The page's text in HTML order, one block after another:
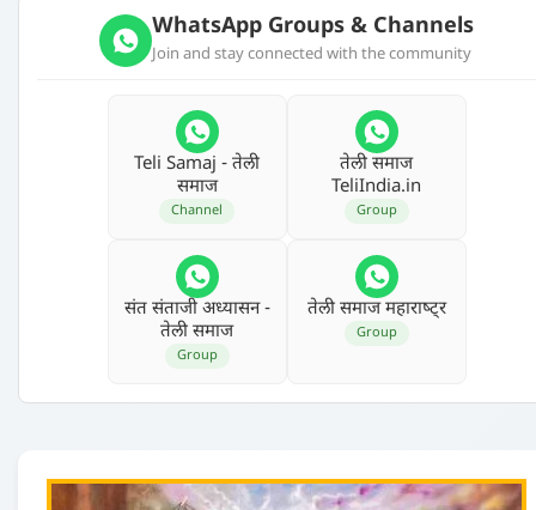
WhatsApp Groups & Channels
Join and stay connected with the community
Teli Samaj - तेली
समाज
Channel
तेली समाज
TeliIndia.in
Group
संत संताजी अध्‍यासन -
तेली समाज
Group
तेली समाज महाराष्‍ट्र
Group